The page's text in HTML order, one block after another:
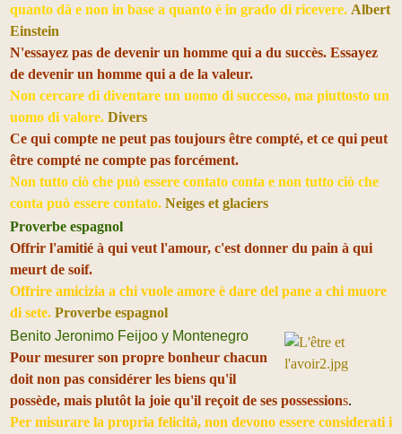
quanto dà e non in base a quanto è in grado di ricevere. Albert
Einstein
N'essayez pas de devenir un homme qui a du succès. Essayez
de devenir un homme qui a de la valeur.
Non cercare di diventare un uomo di successo, ma piuttosto un
uomo di valore. Divers
Ce qui compte ne peut pas toujours être compté, et ce qui peut
être compté ne compte pas forcément.
Non tutto ciò che può essere contato conta e non tutto ciò che
conta può essere contato. Neiges et glaciers
Proverbe espagnol
Offrir l'amitié à qui veut l'amour, c'est donner du pain à qui
meurt de soif.
Offrire amicizia a chi vuole amore è dare del pane a chi muore
di sete. Proverbe espagnol
Benito Jeronimo Feijoo y Montenegro
Pour mesurer son propre bonheur chacun
doit non pas considérer les biens qu'il
possède, mais plutôt la joie qu'il reçoit de ses possessions.
Per misurare la propria felicità, non devono essere considerati i